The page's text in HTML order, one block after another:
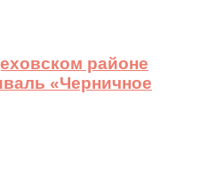
районе
«Черничное